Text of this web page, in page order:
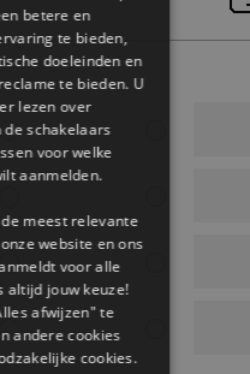
​​betere en
te bieden,
doeleinden en
te bieden. U
lezen over
schakelaars
voor welke
aanmelden.
meest relevante
website en ons
voor alle
altijd jouw keuze!
afwijzen" te
andere cookies
cookies.